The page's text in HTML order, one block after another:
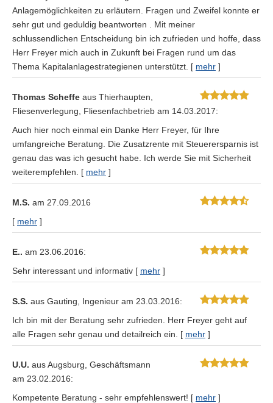
Anlagemöglichkeiten zu erläutern. Fragen und Zweifel konnte er
sehr gut und geduldig beantworten . Mit meiner
schlussendlichen Entscheidung bin ich zufrieden und hoffe, dass
Herr Freyer mich auch in Zukunft bei Fragen rund um das
Thema Kapitalanlagestrategienen unterstützt. [ mehr ]
Thomas Scheffe aus Thierhaupten
Fliesenverlegung, Fliesenfachbetrieb am 14.03.2017:
Auch hier noch einmal ein Danke Herr Freyer, für Ihre
umfangreiche Beratung. Die Zusatzrente mit Steuerersparnis ist
genau das was ich gesucht habe. Ich werde Sie mit Sicherheit
weiterempfehlen. [ mehr ]
M.S. am 27.09.2016
[ mehr ]
E.. am 23.06.2016:
Sehr interessant und informativ [ mehr ]
S.S. aus Gauting , Ingenieur am 23.03.2016:
Ich bin mit der Beratung sehr zufrieden. Herr Freyer geht auf
alle Fragen sehr genau und detailreich ein. [ mehr ]
U.U. aus Augsburg , Geschäftsmann
am 23.02.2016:
Kompetente Beratung - sehr empfehlenswert! [ mehr ]